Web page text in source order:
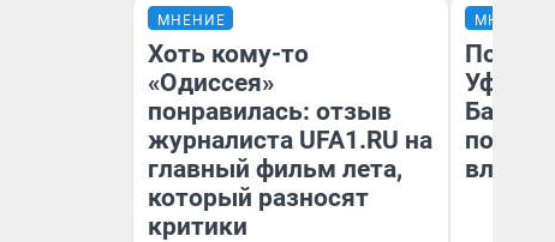
МНЕНИЕ
Хоть кому-то
«Одиссея»
понравилась: отзыв
журналиста UFA1.RU на
главный фильм лета,
который разносят
критики
МНЕНИЕ
Уфы: